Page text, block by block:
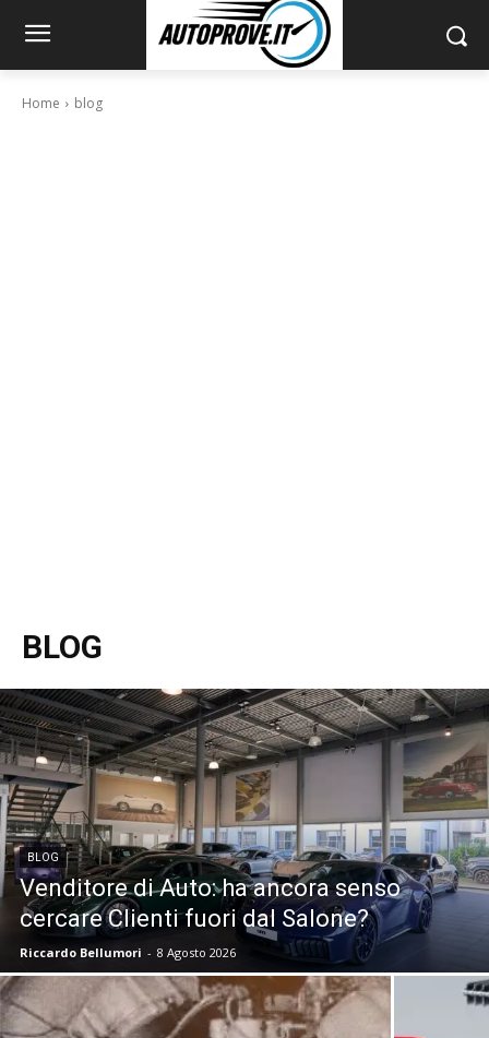
Home blog
BLOG
BLOG
Venditore di Auto: ha ancora senso
cercare Clienti fuori dal Salone?
Riccardo Bellumori - 8 Agosto 2026